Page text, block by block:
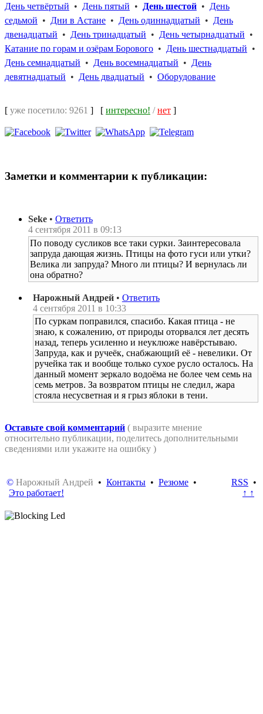
День четвёртый • День пятый • День шестой • День
седьмой • Дни в Астане • День одиннадцатый • День
двенадцатый • День тринадцатый • День четырнадцатый •
Катание по горам и озёрам Борового • День шестнадцатый •
День семнадцатый • День восемнадцатый • День
девятнадцатый • День двадцатый • Оборудование
[ уже посетило: 9261 ] [ интересно! /нет ]
Заметки и комментарии к публикации:
Seke • Ответить
4 сентября 2011 в 09:13
По поводу сусликов все таки сурки. Заинтересовала
запруда дающая жизнь. Птицы на фото гуси или утки?
Велика ли запруда? Много ли птицы? И вернулась ли
она обратно?
Нарожный Андрей • Ответить
4 сентября 2011 в 10:33
По суркам поправился, спасибо. Какая птица - не
знаю, к сожалению, от природы оторвался лет десять
назад, теперь усиленно и неуклюже навёрстываю.
Запруда, как и ручеёк, снабжающий её - невелики. От
ручейка так и вообще только сухое русло осталось. На
данный момент зеркало водоёма не более чем семь на
семь метров. За возвратом птицы не следил, жара
стояла несусветная и я грыз яблоки в тени.
Оставьте свой комментарий ( выразите мнение
относительно публикации, поделитесь дополнительными
сведениями или укажите на ошибку )
© Нарожный Андрей • Контакты • Резюме •
Это работает!
RSS •
↑ ↑